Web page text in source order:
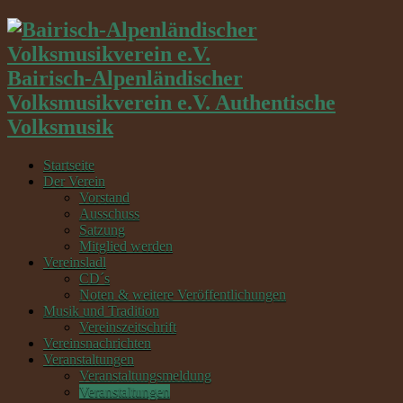
Bairisch-Alpenländischer
Volksmusikverein e.V. Authentische
Volksmusik
Startseite
Der Verein
Vorstand
Ausschuss
Satzung
Mitglied werden
Vereinsladl
CD´s
Noten & weitere Veröffentlichungen
Musik und Tradition
Vereinszeitschrift
Vereinsnachrichten
Veranstaltungen
Veranstaltungsmeldung
Veranstaltungen